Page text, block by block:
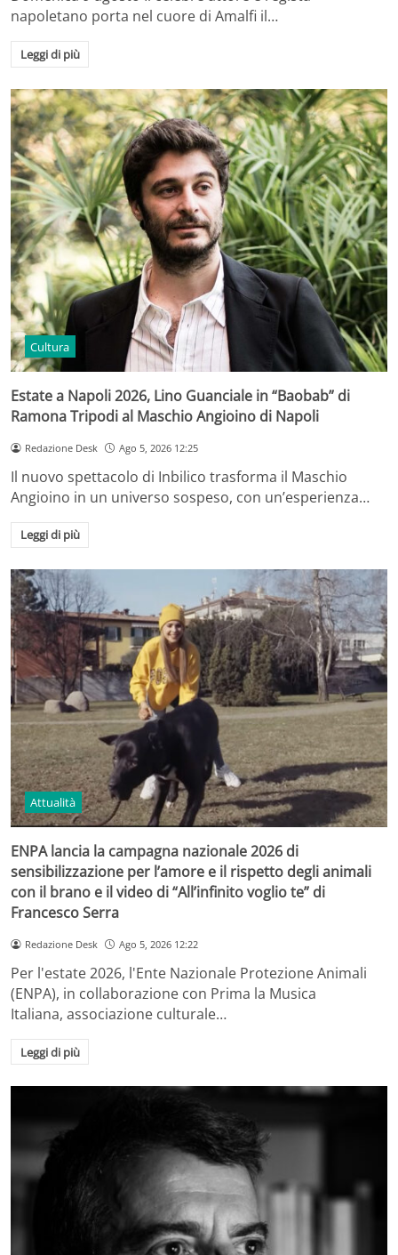
napoletano porta nel cuore di Amalfi il…
Leggi di più
Cultura
Estate a Napoli 2026, Lino Guanciale in “Baobab” di
Ramona Tripodi al Maschio Angioino di Napoli
Redazione Desk Ago 5, 2026 12:25
Il nuovo spettacolo di Inbilico trasforma il Maschio
Angioino in un universo sospeso, con un’esperienza…
Leggi di più
Attualità
ENPA lancia la campagna nazionale 2026 di
sensibilizzazione per l’amore e il rispetto degli animali
con il brano e il video di “All’infinito voglio te” di
Francesco Serra
Redazione Desk Ago 5, 2026 12:22
Per l'estate 2026, l'Ente Nazionale Protezione Animali
(ENPA), in collaborazione con Prima la Musica
Italiana, associazione culturale…
Leggi di più